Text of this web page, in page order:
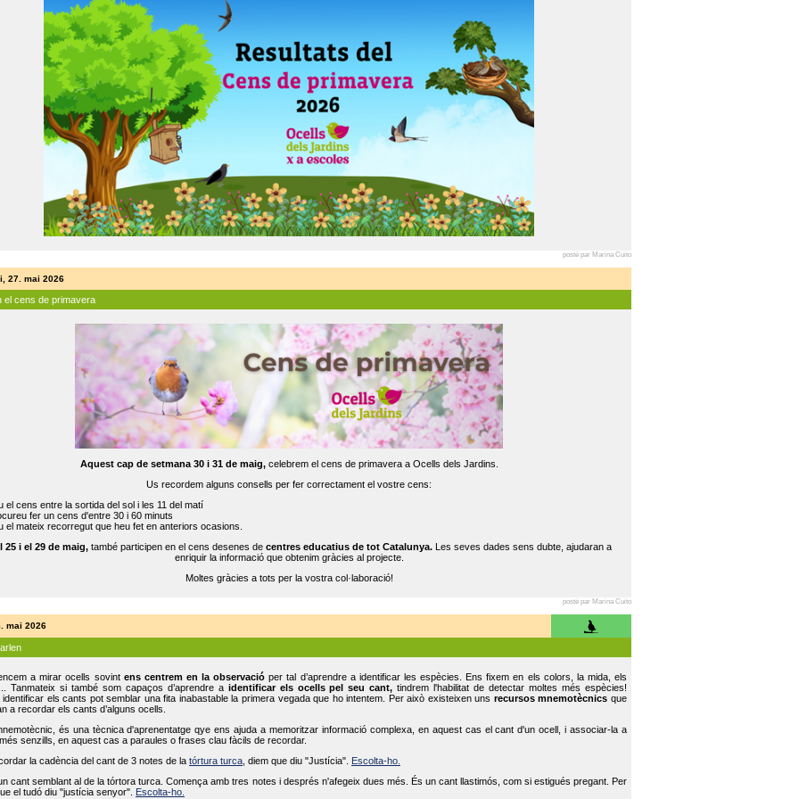
posté par Marina Cuito
27. mai 2026
el cens de primavera
Aquest cap de setmana 30 i 31 de maig,celebrem el cens de primavera a Ocells dels Jardins.
Us recordem alguns consells per fer correctament el vostre cens:
el cens entre la sortida del sol i les 11 del matí
fer un cens d'entre 30 i 60 minuts
el mateix recorregut que heu fet en anteriors ocasions.
25 i el 29 de maig,també participen en el cens desenes de centres educatius de tot Catalunya.Les seves dades sens dubte, ajudaran a
enriquir la informació que obtenim gràcies al projecte.
Moltes gràcies a tots per la vostra col·laboració!
posté par Marina Cuito
mai 2026
a mirar ocells sovint ens centrem en la observació per tal d’aprendre a identificar les espècies. Ens fixem en els colors, la mida, els
Tanmateix si també som capaços d’aprendre a identificar els ocells pel seu cant, tindrem l'habilitat de detectar moltes més espècies!
els cants pot semblar una fita inabastable la primera vegada que ho intentem. Per això existeixen uns recursos mnemotècnics que
a recordar els cants d’alguns ocells.
és una tècnica d'aprenentatge qye ens ajuda a memoritzar informació complexa, en aquest cas el cant d'un ocell, i associar-la a
senzills, en aquest cas a paraules o frases clau fàcils de recordar.
la cadència del cant de 3 notes de la tórtura turca , diem que diu "Justícia".
Escolta-ho.
cant semblant al de la tórtora turca. Comença amb tres notes i després n'afegeix dues més. És un cant llastimós, com si estigués pregant. Per
el tudó diu "justícia senyor".
Escolta-ho.